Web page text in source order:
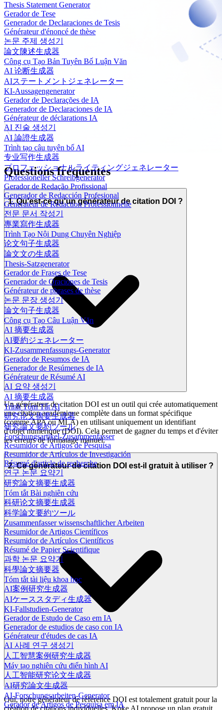
Thesis Statement Generator
Gerador de Tese
Generador de Declaraciones de Tesis
Générateur d'énoncé de thèse
논문 주제 생성기
論文陳述生成器
Công cụ Tạo Bản Tuyên Bố Luận Văn
AI 论断生成器
AIステートメントジェネレーター
KI-Aussagengenerator
Gerador de Declarações de IA
Generador de Declaraciones de IA
Générateur de déclarations IA
AI 진술 생성기
AI 論證生成器
Trình tạo câu tuyên bố AI
专业写作生成器
プロフェッショナルライティングジェネレーター
Professioneller Schreibgenerator
Gerador de Redação Profissional
Generador de Redacción Profesional
Générateur de Rédaction Professionnelle
전문 문서 작성기
專業寫作生成器
Trình Tạo Nội Dung Chuyên Nghiệp
论文句子生成器
論文文の生成器
Thesis-Satzgenerator
Gerador de Frases de Tese
Generador de Oraciones de Tesis
Générateur de phrases de thèse
논문 문장 생성기
論文句子生成器
Công cụ Tạo Câu Luận Văn
AI 摘要生成器
AI要約ジェネレーター
KI-Zusammenfassungs-Generator
Gerador de Resumos de IA
Generador de Resúmenes de IA
Générateur de Résumé AI
AI 요약 생성기
AI 摘要生成器
Trình Tóm Tắt AI
研究论文摘要生成器
研究論文要約ツール
Forschungsartikel-Zusammenfasser
Resumidor de Artigos de Pesquisa
Resumidor de Artículos de Investigación
Résumé d'article de recherche
연구 논문 요약기
研究論文摘要生成器
Tóm tắt Bài nghiên cứu
科研论文摘要生成器
科学論文要約ツール
Zusammenfasser wissenschaftlicher Arbeiten
Resumidor de Artigos Científicos
Resumidor de Artículos Científicos
Résumé de Papier Scientifique
과학 논문 요약기
科學論文摘要器
Tóm tắt tài liệu khoa học
AI案例研究生成器
AIケーススタディ生成器
KI-Fallstudien-Generator
Gerador de Estudo de Caso em IA
Generador de estudios de caso con IA
Générateur d'études de cas IA
AI 사례 연구 생성기
人工智慧案例研究生成器
Máy tạo nghiên cứu điển hình AI
人工智能研究论文生成器
AI研究論文生成器
AI-Forschungsarbeiten-Generator
Gerador de Artigos de Pesquisa em IA
Questions fréquentes
1. Qu'est-ce qu'un générateur de citation DOI ?
Un générateur de citation DOI est un outil qui crée automatiquement
une citation académique complète dans un format spécifique
(comme APA ou MLA) en utilisant uniquement un identifiant
d'objet numérique (DOI). Cela permet de gagner du temps et d'éviter
les erreurs de formatage manuel.
2. Ce générateur de citation DOI est-il gratuit à utiliser ?
Oui, notre générateur de référence DOI est totalement gratuit pour la
création de citations individuelles. Koke AI propose un plan gratuit